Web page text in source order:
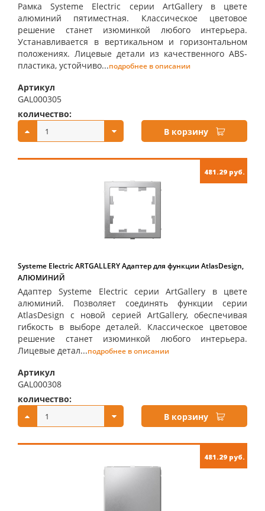
Рамка Systeme Electric серии ArtGallery в цвете
алюминий пятиместная. Классическое цветовое
решение станет изюминкой любого интерьера.
Устанавливается в вертикальном и горизонтальном
положениях. Лицевые детали из качественного ABS-
пластика, устойчиво...подробнее в описании
Артикул
GAL000305
количество:
В корзину
481.29 руб.
Systeme Electric ARTGALLERY Адаптер для функции AtlasDesign,
АЛЮМИНИЙ
Адаптер Systeme Electric серии ArtGallery в цвете
алюминий. Позволяет соединять функции серии
AtlasDesign с новой серией ArtGallery, обеспечивая
гибкость в выборе деталей. Классическое цветовое
решение станет изюминкой любого интерьера.
Лицевые детал...подробнее в описании
Артикул
GAL000308
количество:
В корзину
481.29 руб.